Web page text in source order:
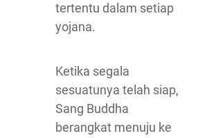
tertentu dalam setiap
yojana.
Ketika segala
sesuatunya telah siap,
Sang Buddha
berangkat menuju ke